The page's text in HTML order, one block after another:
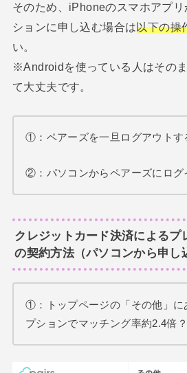
そのため、iPhoneのスマホアプ
ションに申し込む場合は以下の操
い。
※Androidを使っている人はその
て大丈夫です。
①：ペアーズを一旦ログアウトす
②：パソコンからペアーズにログ
クレジットカード決済によるプ
の契約方法（パソコンから申し
①：トップページの「その他」に
プションでマッチング率約2.4倍